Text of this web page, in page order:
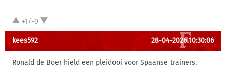
+1/-0
kees592 28-04-2026 10:30:06
Ronald de Boer hield een pleidooi voor Spaanse trainers.